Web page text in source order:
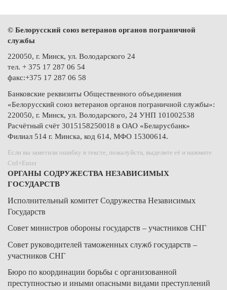
© Белорусский союз ветеранов органов пограничной
службы
220050, г. Минск, ул. Володарского 24
тел. + 375 17 287 06 54
факс:+375 17 287 06 58
Банковские реквизиты Общественного объединения
«Белорусский союз ветеранов органов пограничной службы»:
220050, г. Минск, ул. Володарского, 24 УНП 101002538
Расчётный счёт 3015158250018 в ОАО «Беларусбанк»
Филиал 514 г. Минска, код 614, МФО 15300614.
Если вы заметили ошибку в тексте, пожалуйста, выделите её и нажмите
Ctrl+Enter
ОРГАНЫ СОДРУЖЕСТВА НЕЗАВИСИМЫХ
ГОСУДАРСТВ
Исполнительный комитет Содружества Независимых
Государств
Совет министров обороны государств – участников СНГ
Совет руководителей таможенных служб государств –
участников СНГ
Бюро по координации борьбы с организованной
преступностью и иными опасными видами преступлений